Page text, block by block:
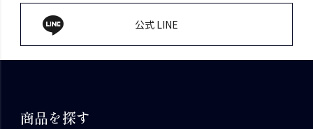
公式 LINE
商品を探す